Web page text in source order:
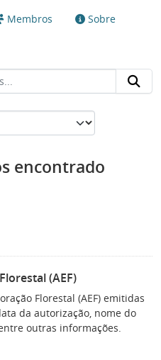
Membros Sobre
encontrado
(AEF)
Florestal (AEF) emitidas
da autorização, nome do
outras informações.